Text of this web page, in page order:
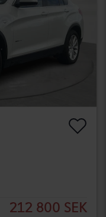
212 800 SEK